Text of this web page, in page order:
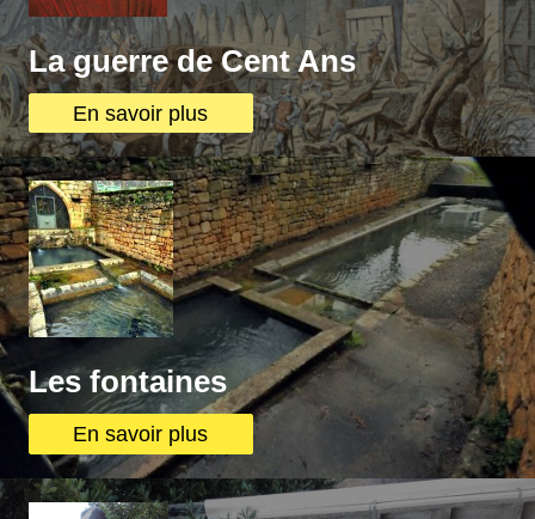
La guerre de Cent Ans
En savoir plus
Les fontaines
En savoir plus